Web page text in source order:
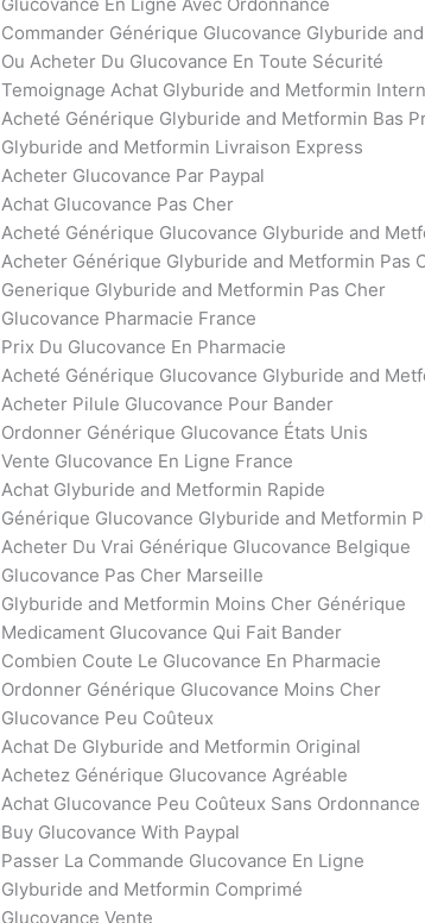
Commander Générique Glucovance Glyburide
Ou Acheter Du Glucovance En Toute Sécurité
Temoignage Achat Glyburide and Metformin
Acheté Générique Glyburide and Metformin Bas
Glyburide and Metformin Livraison Express
Acheter Glucovance Par Paypal
Achat Glucovance Pas Cher
Acheté Générique Glucovance Glyburide and
Acheter Générique Glyburide and Metformin Pas
Generique Glyburide and Metformin Pas Cher
Glucovance Pharmacie France
Prix Du Glucovance En Pharmacie
Acheté Générique Glucovance Glyburide and
Acheter Pilule Glucovance Pour Bander
Ordonner Générique Glucovance États Unis
Vente Glucovance En Ligne France
Achat Glyburide and Metformin Rapide
Générique Glucovance Glyburide and Metformin
Acheter Du Vrai Générique Glucovance Belgique
Glucovance Pas Cher Marseille
Glyburide and Metformin Moins Cher Générique
Medicament Glucovance Qui Fait Bander
Combien Coute Le Glucovance En Pharmacie
Ordonner Générique Glucovance Moins Cher
Glucovance Peu Coûteux
Achat De Glyburide and Metformin Original
Achetez Générique Glucovance Agréable
Achat Glucovance Peu Coûteux Sans Ordonnance
Buy Glucovance With Paypal
Passer La Commande Glucovance En Ligne
Glyburide and Metformin Comprimé
Glucovance Vente